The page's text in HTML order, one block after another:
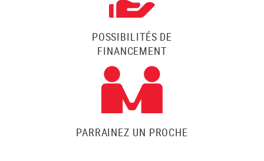
POSSIBILITÉS DE
FINANCEMENT
PARRAINEZ UN PROCHE